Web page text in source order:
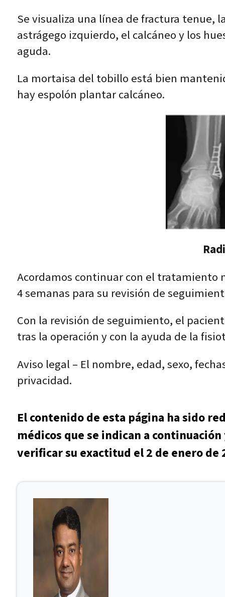
Se visualiza una línea de fractura tenue,
astrágego izquierdo, el calcáneo y los
aguda.
La mortaisa del tobillo está bien
hay espolón plantar calcáneo.
Acordamos continuar con el tratamiento
4 semanas para su revisión de
Con la revisión de seguimiento, el
tras la operación y con la ayuda de la
Aviso legal – El nombre, edad, sexo,
privacidad.
El contenido de esta página ha sido
médicos que se indican a
verificar su exactitud el 2 de enero de